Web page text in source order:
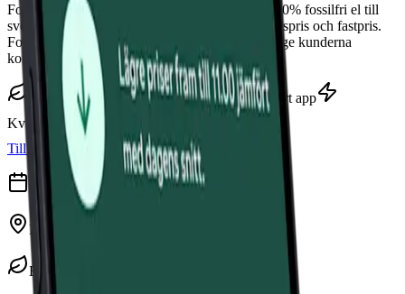
Fortum är ett finskt energibolag som erbjuder 100% fossilfri el till
svenska kunder. De har rörligt månadspris, kvartspris och fastpris.
Fortum lyfter sin app och digitala tjänster för att ge kunderna
kontroll över sin elförbrukning och kostnader.
100% förnybar el Ingen bindning
Smart app
Kvartspriser
Till erbjudande
Grundat
1998
Huvudkontor
Espoo, Finland
Eltyp